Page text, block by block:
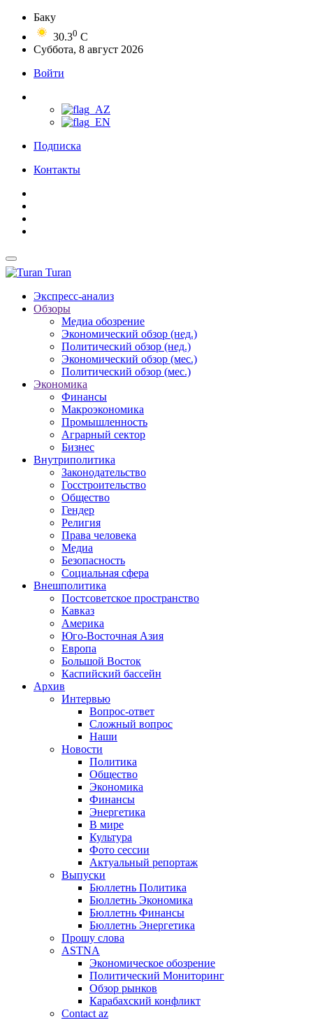
Баку
30.30 C
Суббота, 8 август 2026
Войти
Подписка
Контакты
Turan
Экспресс-анализ
Обзоры
Медиа обозрение
Экономический обзор (нед.)
Политический обзор (нед.)
Экономический обзор (мес.)
Политический обзор (мес.)
Экономика
Финансы
Макроэкономика
Промышленность
Аграрный сектор
Бизнес
Внутриполитика
Законодательство
Госстроительство
Общество
Гендер
Религия
Права человека
Медиа
Безопасность
Социальная сфера
Внешполитика
Постсоветское пространство
Кавказ
Америка
Юго-Восточная Азия
Европа
Большой Восток
Каспийский бассейн
Архив
Интервью
Вопрос-ответ
Сложный вопрос
Наши
Новости
Политика
Общество
Экономика
Финансы
Энергетика
В мире
Культура
Фото сессии
Актуальный репортаж
Выпуски
Бюллетнь Политика
Бюллетнь Экономика
Бюллетнь Финансы
Бюллетнь Энергетика
Прошу слова
ASTNA
Экономическое обозрение
Политический Мониторинг
Обзор рынков
Карабахский конфликт
Contact az